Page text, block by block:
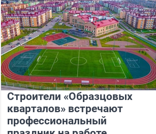
Строители «Образцовых
кварталов» встречают
профессиональный